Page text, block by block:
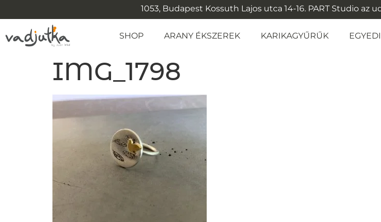
1053, Budapest Kossuth Lajos utca 14-16. PART Studio az
SHOP ARANY ÉKSZEREK KARIKAGYŰRŰK
IMG_1798